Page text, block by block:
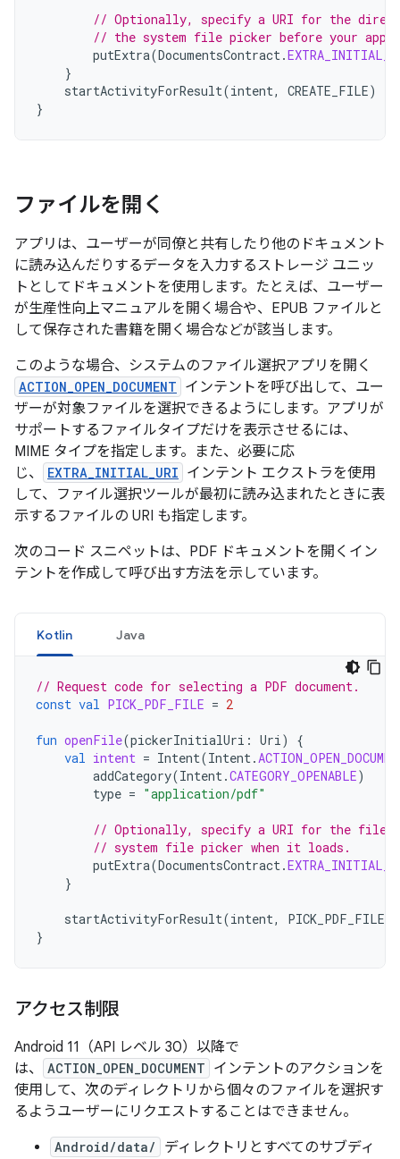
// Optionally, specify a URI for the
// the system file picker before your app
putExtra(DocumentsContract.
}
startActivityForResult(intent, CREATE_FILE)
}
ファイルを開く
アプリは、ユーザーが同僚と共有したり他のドキュメント
に読み込んだりするデータを入力するストレージ ユニッ
トとしてドキュメントを使用します。たとえば、ユーザー
が生産性向上マニュアルを開く場合や、EPUB ファイルと
して保存された書籍を開く場合などが該当します。
このような場合、システムのファイル選択アプリを開く
ACTION_OPEN_DOCUMENT インテントを呼び出して、ユー
ザーが対象ファイルを選択できるようにします。アプリが
サポートするファイルタイプだけを表示させるには、
MIME タイプを指定します。また、必要に応
じ、
EXTRA_INITIAL_URI インテント エクストラを使用
して、ファイル選択ツールが最初に読み込まれたときに表
示するファイルの URI も指定します。
次のコード スニペットは、PDF ドキュメントを開くイン
テントを作成して呼び出す方法を示しています。
Kotlin Java
// Request code for selecting a PDF document.
const val PICK_PDF_FILE = 2
fun openFile(pickerInitialUri : Uri)
{
val intent = Intent(Intent.
addCategory(Intent.CATEGORY_OPENABLE)
type = "application/pdf"
// Optionally, specify a URI for the file
// system file picker when it loads.
putExtra(DocumentsContract.
}
startActivityForResult(intent, PICK_PDF_FILE
}
アクセス制限
Android 11（API レベル 30）以降で
は、
ACTION_OPEN_DOCUMENT インテントのアクションを
使用して、次のディレクトリから個々のファイルを選択す
るようユーザーにリクエストすることはできません。
Android/data/
ディレクトリとすべてのサブディ